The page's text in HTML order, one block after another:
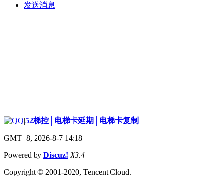
发送消息
|52梯控│电梯卡延期│电梯卡复制
GMT+8, 2026-8-7 14:18
Powered by Discuz! X3.4
Copyright © 2001-2020, Tencent Cloud.